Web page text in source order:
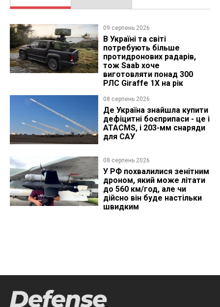
09 серпень 2026
В Україні та світі
потребують більше
протидронових радарів,
тож Saab хоче
виготовляти понад 300
РЛС Giraffe 1X на рік
08 серпень 2026
Де Україна знайшла купити
дефіцитні боєприпаси - це і
ATACMS, і 203-мм снаряди
для САУ
08 серпень 2026
У РФ похвалилися зенітним
дроном, який може літати
до 560 км/год, але чи
дійсно він буде настільки
швидким